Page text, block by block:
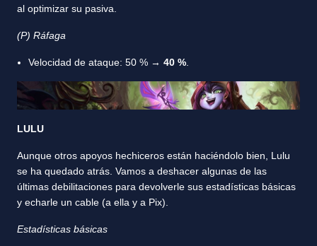
al optimizar su pasiva.
(P) Ráfaga
Velocidad de ataque: 50 % → 40 %
LULU
Aunque otros apoyos hechiceros están haciéndolo bien, Lulu
se ha quedado atrás. Vamos a deshacer algunas de las
últimas debilitaciones para devolverle sus estadísticas básicas
y echarle un cable (a ella y a Pix).
Estadísticas básicas